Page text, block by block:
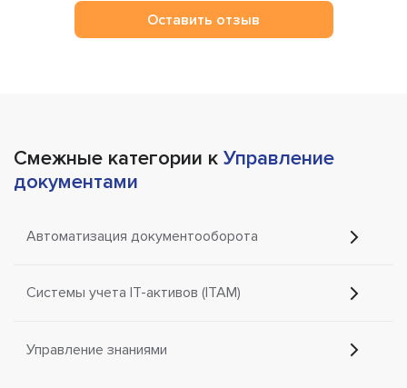
Оставить отзыв
Смежные категории к Управление
документами
Автоматизация документооборота
Системы учета IT-активов (ITAM)
Управление знаниями